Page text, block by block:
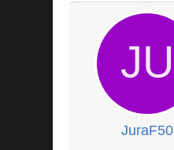
JuraF50